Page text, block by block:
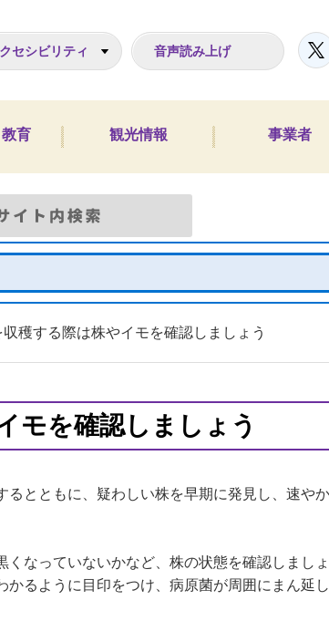
セシビリティ 音声読み上げ
育 観光情報 事業者
穫する際は株やイモを確認しましょう
モを確認しましょう
とともに、疑わしい株を早期に発見し、速や
なっていないかなど、株の状態を確認しまし
るように目印をつけ、病原菌が周囲にまん延